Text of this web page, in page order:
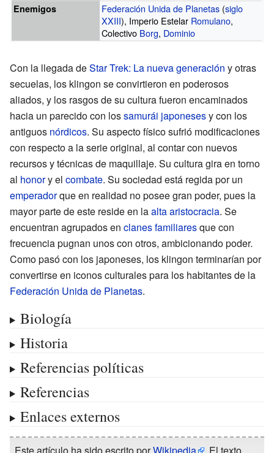
Enemigos Federación Unida de Planetas (siglo
XXIII), Imperio Estelar Romulano,
Colectivo Borg, Dominio
Con la llegada deStar Trek: La nueva generación y otras
secuelas, los klingon se convirtieron en poderosos
aliados, y los rasgos de su cultura fueron encaminados
hacia un parecido con lossamurái japonesesy con los
antiguos nórdicos. Su aspecto físico sufrió modificaciones
con respecto a la serie original, al contar con nuevos
recursos y técnicas de maquillaje. Su cultura gira en torno
al honory el combate. Su sociedad está regida por un
emperadorque en realidad no posee gran poder, pues la
mayor parte de este reside en laalta aristocracia. Se
encuentran agrupados en clanes familiaresque con
frecuencia pugnan unos con otros, ambicionando poder.
Como pasó con los japoneses, los klingon terminarían por
convertirse en iconos culturales para los habitantes de la
Federación Unida de Planetas.
Biología
Historia
Referencias políticas
Referencias
Enlaces externos